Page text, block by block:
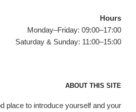
Hours
Monday–Friday: 09:00–17:00
Saturday & Sunday: 11:00–15:00
ABOUT THIS SITE
place to introduce yourself and your